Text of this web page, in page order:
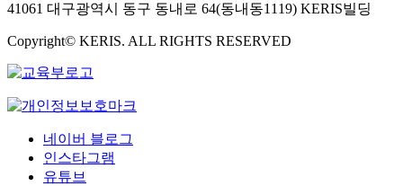
41061 대구광역시 동구 동내로 64(동내동1119) KERIS빌딩
Copyright© KERIS. ALL RIGHTS RESERVED
네이버 블로그
인스타그램
유튜브